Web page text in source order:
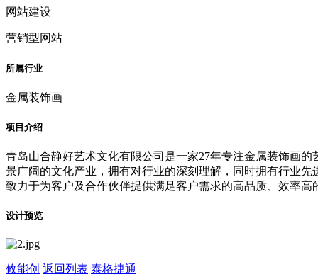
网站建设
营销型网站
所属行业
金属装饰画
项目介绍
青岛山合静好艺术文化有限公司是一家27年专注金属装饰画
景广阔的文化产业，拥有对行业的深刻理解，同时拥有行业
致力于为客户及合作伙伴提供满足客户需求的高品质、效率高
设计预览
攸能创 返回列表 泰格捷通